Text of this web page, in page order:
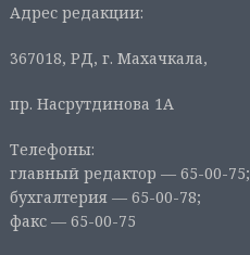
Адрес редакции:
367018, РД, г. Махачкала,
пр. Насрутдинова 1А
Телефоны:
главный редактор — 65-00-75;
бухгалтерия — 65-00-78;
факс — 65-00-75